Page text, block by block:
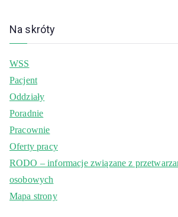
Na skróty
WSS
Pacjent
Oddziały
Poradnie
Pracownie
Oferty pracy
RODO – informacje związane z
osobowych
Mapa strony